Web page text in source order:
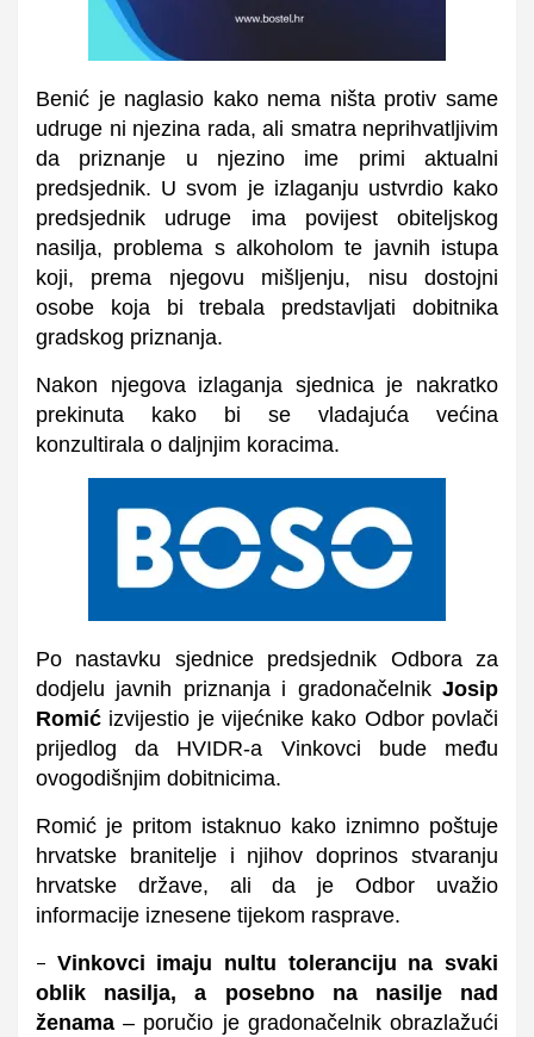
Benić je naglasio kako nema ništa protiv same
udruge ni njezina rada, ali smatra neprihvatljivim
da priznanje u njezino ime primi aktualni
predsjednik. U svom je izlaganju ustvrdio kako
predsjednik udruge ima povijest obiteljskog
nasilja, problema s alkoholom te javnih istupa
koji, prema njegovu mišljenju, nisu dostojni
osobe koja bi trebala predstavljati dobitnika
gradskog priznanja.
Nakon njegova izlaganja sjednica je nakratko
prekinuta kako bi se vladajuća većina
konzultirala o daljnjim koracima.
Po nastavku sjednice predsjednik Odbora za
dodjelu javnih priznanja i gradonačelnik Josip
Romić izvijestio je vijećnike kako Odbor povlači
prijedlog da HVIDR-a Vinkovci bude među
ovogodišnjim dobitnicima.
Romić je pritom istaknuo kako iznimno poštuje
hrvatske branitelje i njihov doprinos stvaranju
hrvatske države, ali da je Odbor uvažio
informacije iznesene tijekom rasprave.
– Vinkovci imaju nultu toleranciju na svaki
oblik nasilja, a posebno na nasilje nad
ženama – poručio je gradonačelnik obrazlažući